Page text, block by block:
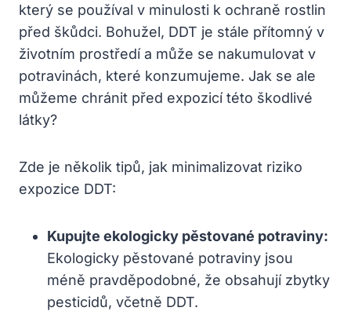
který se používal v minulosti k ochraně rostlin
před škůdci. Bohužel, DDT je stále přítomný v
životním prostředí a může se nakumulovat v
potravinách, které konzumujeme. Jak se ale
můžeme chránit před expozicí této škodlivé
látky?
Zde je několik tipů, jak minimalizovat riziko
expozice DDT:
Kupujte ekologicky pěstované potraviny:
Ekologicky pěstované potraviny jsou
méně pravděpodobné, že obsahují zbytky
pesticidů, včetně DDT.